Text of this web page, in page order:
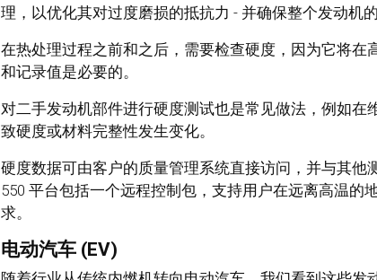
理，以优化其对过度磨损的抵抗力 - 并确保整个发动机的
在热处理过程之前和之后，需要检查硬度，因为它将在
和记录值是必要的。
对二手发动机部件进行硬度测试也是常见做法，例如在
致硬度或材料完整性发生变化。
硬度数据可由客户的质量管理系统直接访问，并与其他
550 平台包括一个远程控制包，支持用户在远离高温的
求。
电动汽车 (EV)